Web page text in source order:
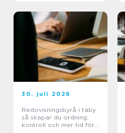
30. juli 2026
Redovisningsbyrå i täby
så skapar du ordning,
kontroll och mer tid för